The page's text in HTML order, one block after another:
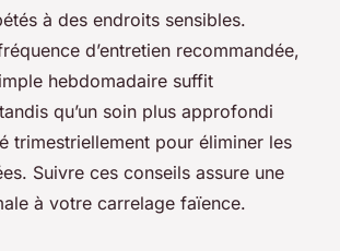
à des endroits sensibles.
d’entretien recommandée,
hebdomadaire suffit
qu’un soin plus approfondi
trimestriellement pour éliminer les
Suivre ces conseils assure une
à votre carrelage faïence.